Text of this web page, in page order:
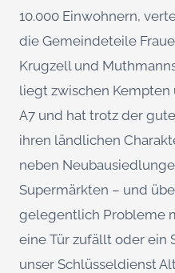
10.000 Einwohnern,
die Gemeindeteile
Krugzell und
liegt zwischen
A7 und hat trotz der
ihren ländlichen
neben
Supermärkten – und
gelegentlich Probleme
eine Tür zufällt oder ein
unser Schlüsseldienst